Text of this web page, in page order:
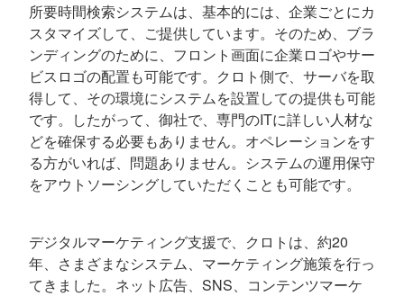
所要時間検索システムは、基本的には、企業ごとにカ
スタマイズして、ご提供しています。そのため、ブラ
ンディングのために、フロント画面に企業ロゴやサー
ビスロゴの配置も可能です。クロト側で、サーバを取
得して、その環境にシステムを設置しての提供も可能
です。したがって、御社で、専門のITに詳しい人材な
どを確保する必要もありません。オペレーションをす
る方がいれば、問題ありません。システムの運用保守
をアウトソーシングしていただくことも可能です。
デジタルマーケティング支援で、クロトは、約20
年、さまざまなシステム、マーケティング施策を行っ
てきました。ネット広告、SNS、コンテンツマーケ